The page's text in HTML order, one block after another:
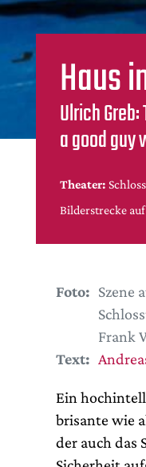
Haus
Ulrich
a good guy
Theater:
Bilderstrecke
Foto: Szene
Frank
Text:
Ein
brisante wie
der auch das